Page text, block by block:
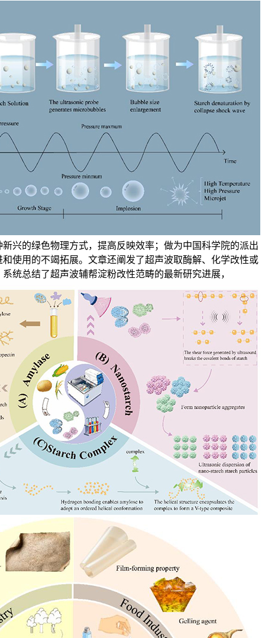
兴的绿色物理方式，提高反映效率；做为中国科学院的派出
使用的不竭拓展。文章还阐发了超声波取酶解、化学改性或
统总结了超声波辅帮淀粉改性范畴的最新研究进展，